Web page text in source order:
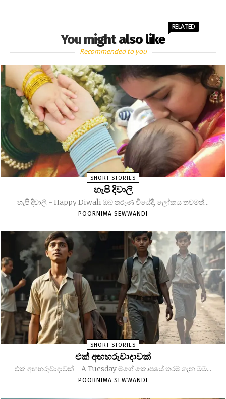
You might also like
RELATED
Recommended to you
SHORT STORIES
හැපි දිවාලි
හැපි දිවාලි - Happy Diwali ඔබ තරුණ වියේදී, ලෝකය තවමත්...
POORNIMA SEWWANDI
SHORT STORIES
එක් අඟහරුවාදාවක්
එක් අඟහරුවාදාවක් - A Tuesday මගේ කෝපයේ තරම ගැන මම...
POORNIMA SEWWANDI